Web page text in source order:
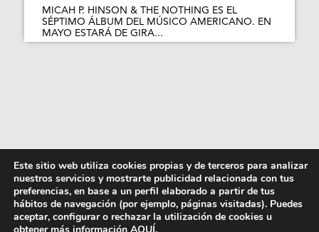
MICAH P. HINSON & THE NOTHING ES EL
SÉPTIMO ÁLBUM DEL MÚSICO AMERICANO. EN
MAYO ESTARÁ DE GIRA...
Este sitio web utiliza cookies propias y de terceros para analizar
nuestros servicios y mostrarte publicidad relacionada con tus
preferencias, en base a un perfil elaborado a partir de tus
hábitos de navegación (por ejemplo, páginas visitadas). Puedes
aceptar, configurar o rechazar la utilización de cookies u